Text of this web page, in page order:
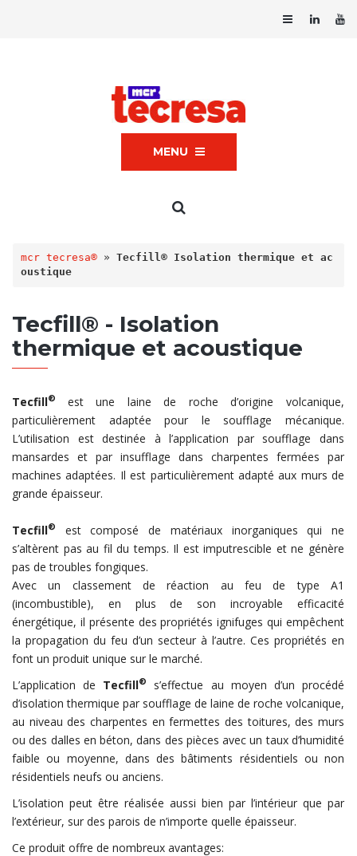
MENU
mcr tecresa® » Tecfill® Isolation thermique et ac
oustique
Tecfill® - Isolation
thermique et acoustique
Tecfill® est une laine de roche d’origine volcanique,
particulièrement adaptée pour le soufflage mécanique.
L’utilisation est destinée à l’application par soufflage dans
mansardes et par insufflage dans charpentes fermées par
machines adaptées. Il est particulièrement adapté aux murs de
grande épaisseur.
Tecfill®
est composé de matériaux inorganiques qui ne
s’altèrent pas au fil du temps. Il est imputrescible et ne génère
pas de troubles fongiques.
Avec un classement de réaction au feu de type A1
(incombustible), en plus de son incroyable efficacité
énergétique, il présente des propriétés ignifuges qui empêchent
la propagation du feu d’un secteur à l’autre. Ces propriétés en
font un produit unique sur le marché.
L’application de Tecfill®
s’effectue au moyen d’un procédé
d’isolation thermique par soufflage de laine de roche volcanique,
au niveau des charpentes en fermettes des toitures, des murs
ou des dalles en béton, dans des pièces avec un taux d’humidité
faible ou moyenne, dans des bâtiments résidentiels ou non
résidentiels neufs ou anciens.
L’isolation peut être réalisée aussi bien par l’intérieur que par
l’extérieur, sur des parois de n’importe quelle épaisseur.
Ce produit offre de nombreux avantages: